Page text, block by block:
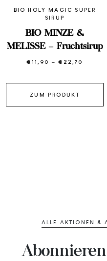
BIO HOLY MAGIC SUPER
SIRUP
BIO MINZE &
MELISSE – Fruchtsirup
€ 11,90 –€ 22,70
€22,70
ZUM PRODUKT
ALLE AKTIONEN &